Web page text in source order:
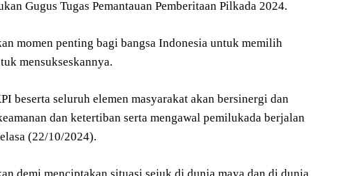
Gugus Tugas Pemantauan Pemberitaan Pilkada 2024.
momen penting bagi bangsa Indonesia untuk memilih
mensukseskannya.
beserta seluruh elemen masyarakat akan bersinergi dan
dan ketertiban serta mengawal pemilukada berjalan
(22/10/2024).